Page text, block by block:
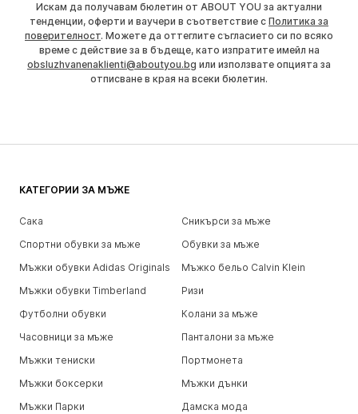
Искам да получавам бюлетин от ABOUT YOU за актуални
тенденции, оферти и ваучери в съответствие с Политика за
поверителност. Можете да оттеглите съгласието си по всяко
време с действие за в бъдеще, като изпратите имейл на
obsluzhvanenaklienti@aboutyou.bg или използвате опцията за
отписване в края на всеки бюлетин.
КАТЕГОРИИ ЗА МЪЖЕ
Сака
Сникърси за мъже
Спортни обувки за мъже
Обувки за мъже
Мъжки обувки Adidas Originals
Мъжко бельо Calvin Klein
Мъжки обувки Timberland
Ризи
Футболни обувки
Колани за мъже
Часовници за мъже
Панталони за мъже
Мъжки тениски
Портмонета
Мъжки боксерки
Мъжки дънки
Мъжки Парки
Дамска мода